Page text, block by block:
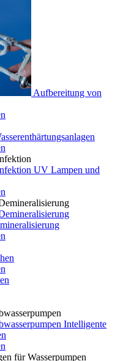
Aufbereitung von
UV Lampen und
Intelligente